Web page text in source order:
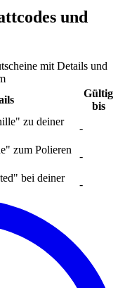
und
mit Details und
Gültig
bis
zu deiner
-
zum Polieren
-
bei deiner
-